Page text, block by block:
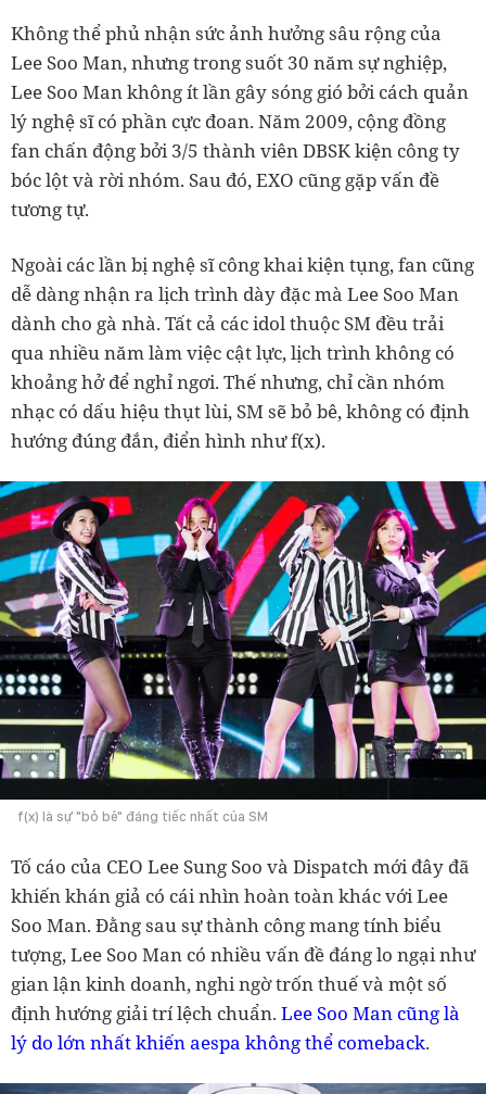
Không thể phủ nhận sức ảnh hưởng sâu rộng của
Lee Soo Man, nhưng trong suốt 30 năm sự nghiệp,
Lee Soo Man không ít lần gây sóng gió bởi cách quản
lý nghệ sĩ có phần cực đoan. Năm 2009, cộng đồng
fan chấn động bởi 3/5 thành viên DBSK kiện công ty
bóc lột và rời nhóm. Sau đó, EXO cũng gặp vấn đề
tương tự.
Ngoài các lần bị nghệ sĩ công khai kiện tụng, fan cũng
dễ dàng nhận ra lịch trình dày đặc mà Lee Soo Man
dành cho gà nhà. Tất cả các idol thuộc SM đều trải
qua nhiều năm làm việc cật lực, lịch trình không có
khoảng hở để nghỉ ngơi. Thế nhưng, chỉ cần nhóm
nhạc có dấu hiệu thụt lùi, SM sẽ bỏ bê, không có định
hướng đúng đắn, điển hình như f(x).
f(x) là sự "bỏ bê" đáng tiếc nhất của SM
Tố cáo của CEO Lee Sung Soo và Dispatch mới đây đã
khiến khán giả có cái nhìn hoàn toàn khác với Lee
Soo Man. Đằng sau sự thành công mang tính biểu
tượng, Lee Soo Man có nhiều vấn đề đáng lo ngại như
gian lận kinh doanh, nghi ngờ trốn thuế và một số
định hướng giải trí lệch chuẩn. Lee Soo Man cũng là
lý do lớn nhất khiến aespa không thể comeback.